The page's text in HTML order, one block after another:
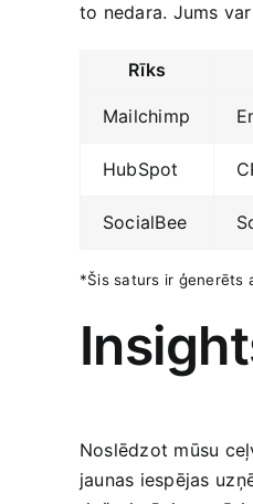
to nedara.‍ Jums
Rīks
Mailchimp
HubSpot
SocialBee
*Šis saturs ir ģenerēts
Noslēdzot mūsu
jaunas iespējas⁤